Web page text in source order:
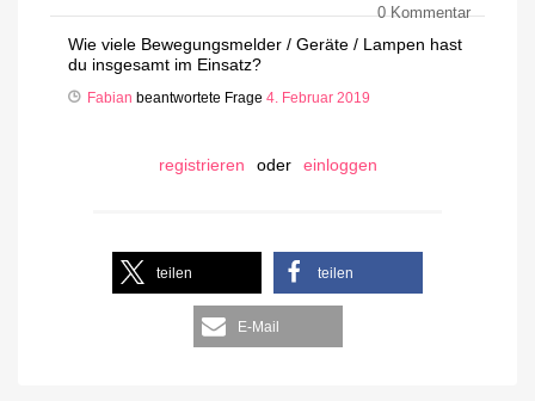
0Kommentar
Wie viele Bewegungsmelder / Geräte / Lampen hast
du insgesamt im Einsatz?
Fabian beantwortete Frage 4. Februar 2019
registrieren oder einloggen
teilen teilen
E-Mail